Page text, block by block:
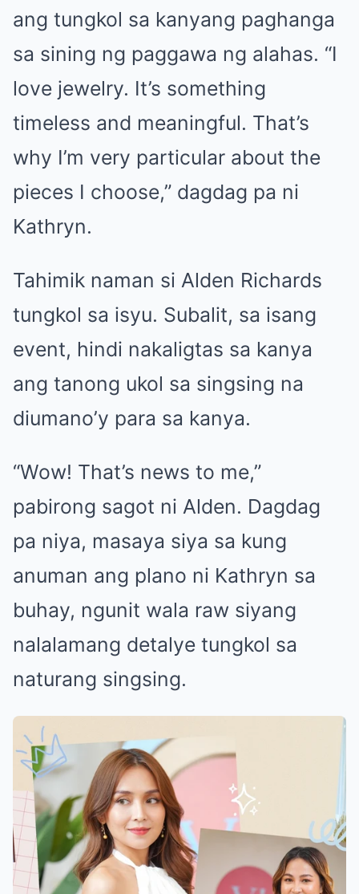
ang tungkol sa kanyang paghanga
sa sining ng paggawa ng alahas. “I
love jewelry. It’s something
timeless and meaningful. That’s
why I’m very particular about the
pieces I choose,” dagdag pa ni
Kathryn.
Tahimik naman si Alden Richards
tungkol sa isyu. Subalit, sa isang
event, hindi nakaligtas sa kanya
ang tanong ukol sa singsing na
diumano’y para sa kanya.
“Wow! That’s news to me,”
pabirong sagot ni Alden. Dagdag
pa niya, masaya siya sa kung
anuman ang plano ni Kathryn sa
buhay, ngunit wala raw siyang
nalalamang detalye tungkol sa
naturang singsing.